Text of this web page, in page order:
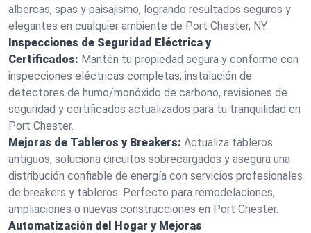
albercas, spas y paisajismo, logrando resultados seguros y
elegantes en cualquier ambiente de Port Chester, NY.
Inspecciones de Seguridad Eléctrica y
Certificados: Mantén tu propiedad segura y conforme con
inspecciones eléctricas completas, instalación de
detectores de humo/monóxido de carbono, revisiones de
seguridad y certificados actualizados para tu tranquilidad en
Port Chester.
Mejoras de Tableros y Breakers: Actualiza tableros
antiguos, soluciona circuitos sobrecargados y asegura una
distribución confiable de energía con servicios profesionales
de breakers y tableros. Perfecto para remodelaciones,
ampliaciones o nuevas construcciones en Port Chester.
Automatización del Hogar y Mejoras